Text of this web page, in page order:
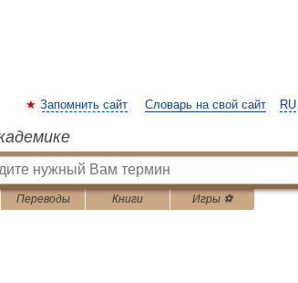
RU
Запомнить сайт Словарь на свой сайт
Переводы Книги Игры ⚽